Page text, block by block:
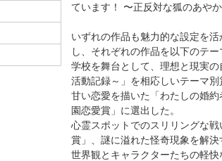
ています！ 〜正反対な狐のあや
いずれの作品も魅力的な設定を
し、それぞれの作品を以下のテー
学校を舞台として、理想と現実
活動記録～」を相応しいテーマ
甘い恋愛を描いた「わたしの婚
園恋愛賞」に選出した。
心霊スポットでのスリリングな
賞」、謎に溢れた怪奇現象を解
世界観とキャラクターたちの軽